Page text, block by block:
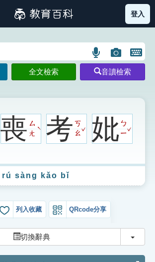
筆畫索引圖示 部首索引表圖示
登入
語
言
搜
示
圖
片
搜
示
開
鍵
圖
全文檢索 音讀檢索
喪ㄙ
ㄤ
ˋ 考ㄎ
ㄠ
ˇ妣ㄅ
ㄧ
ˇ
rú sàng kǎo bǐ
列入收藏 QRcode分享
切換辭典 切換